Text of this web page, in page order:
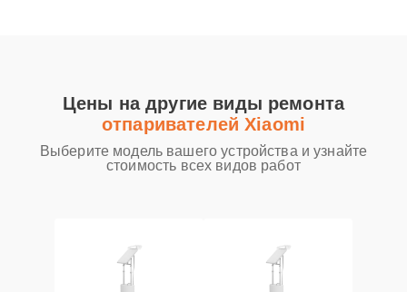
Цены на другие виды ремонта
отпаривателей Xiaomi
Выберите модель вашего устройства и узнайте
стоимость всех видов работ